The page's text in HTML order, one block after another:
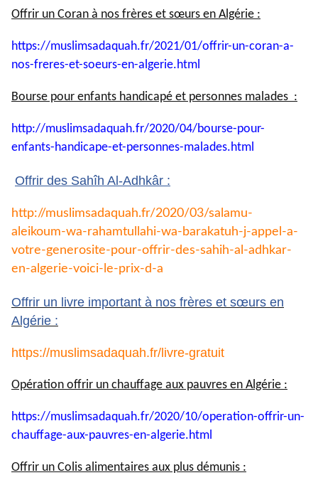
Offrir un Coran à nos frères et sœurs en Algérie :
https://muslimsadaquah.fr/2021/01/offrir-un-coran-a-
nos-freres-et-soeurs-en-algerie.html
Bourse pour enfants handicapé et personnes malades :
http://muslimsadaquah.fr/2020/04/bourse-pour-
enfants-handicape-et-personnes-malades.html
Offrir des Sahîh Al-Adhkâr :
http://muslimsadaquah.fr/2020/03/salamu-
aleikoum-wa-rahamtullahi-wa-barakatuh-j-appel-a-
votre-generosite-pour-offrir-des-sahih-al-adhkar-
en-algerie-voici-le-prix-d-a
Offrir un livre important à nos frères et sœurs en
Algérie :
https://muslimsadaquah.fr/ livre-gratuit
Opération offrir un chauffage aux pauvres en Algérie :
https://muslimsadaquah.fr/2020/10/operation-offrir-un-
chauffage-aux-pauvres-en-algerie.html
Offrir un Colis alimentaires aux plus démunis :